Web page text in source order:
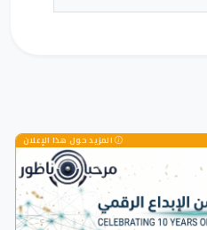
المزيد حول هذا الإعلان